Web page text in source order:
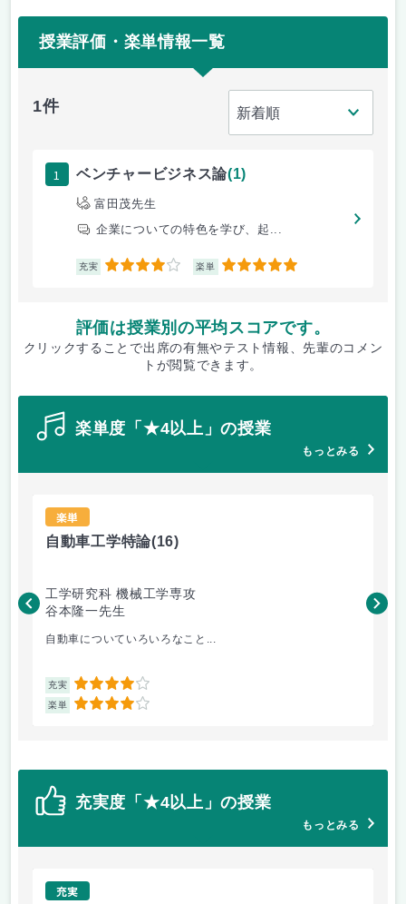
授業評価・楽単情報一覧
1件
1 ベンチャービジネス論(1)
富田茂先生
企業についての特色を学び、起...
充実 4 楽単 5
評価は授業別の平均スコアです。
クリックすることで出席の有無やテスト情報、先輩のコメン
トが閲覧できます。
楽単度「★4以上」の授業
もっとみる
楽単
自動車工学特論(16)
工学研究科 機械工学専攻
谷本隆一先生
自動車についていろいろなこと...
充実 4
楽単 4
松
充実度「★4以上」の授業
もっとみる
充実